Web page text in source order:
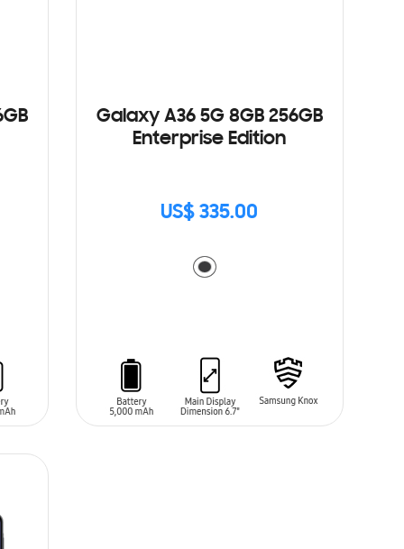
Galaxy A36 5G 8GB 256GB
Enterprise Edition
US$ 335.00